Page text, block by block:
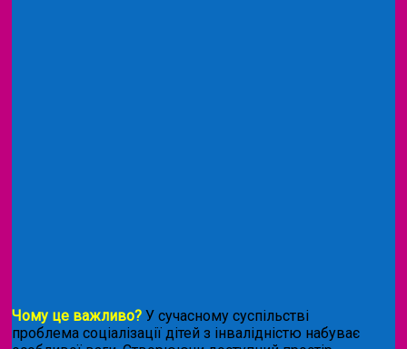
Чому це важливо? У сучасному суспільстві
проблема соціалізації дітей з інвалідністю набуває